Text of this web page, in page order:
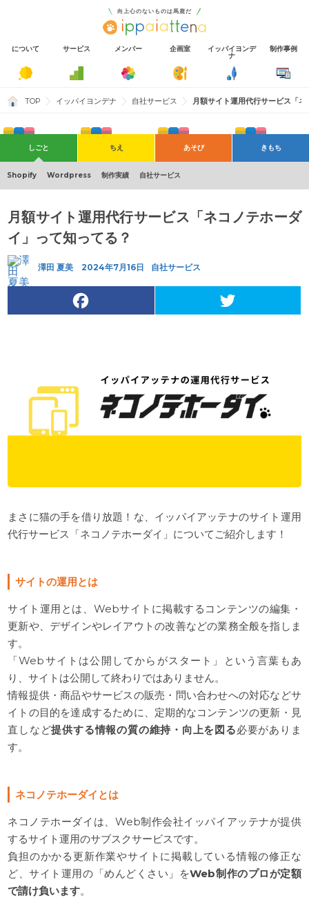
向上心のないものは馬鹿だ
について サービス メンバー 企画室 イッパイヨンデ
ナ
制作事例
TOP イッパイヨンデナ 自社サービス 月額サイト運用代行サービス「
しごと
Shopify Wordpress 制作実績 自社サービス
ちえ
AI ディレクション デザイン ブランディング
あそび
そとでのあそび 社内イベント
きもち
おもい すき
月額サイト運用代行サービス「ネコノテホーダ
イ」って知ってる？
澤田 夏美 2024年7月16日 自社サービス
t
e
まさに猫の手を借り放題！な、イッパイアッテナのサイト運用
代行サービス「ネコノテホーダイ」についてご紹介します！
サイトの運用とは
サイト運用とは、Webサイトに掲載するコンテンツの編集・
更新や、デザインやレイアウトの改善などの業務全般を指しま
す。
「Webサイトは公開してからがスタート」という言葉もあ
り、サイトは公開して終わりではありません。
情報提供・商品やサービスの販売・問い合わせへの対応などサ
イトの目的を達成するために、定期的なコンテンツの更新・見
直しなど提供する情報の質の維持・向上を図る必要がありま
す。
ネコノテホーダイとは
ネコノテホーダイは、Web制作会社イッパイアッテナが提供
するサイト運用のサブスクサービスです。
負担のかかる更新作業やサイトに掲載している情報の修正な
ど、サイト運用の「めんどくさい」をWeb制作のプロが定額
で請け負います。